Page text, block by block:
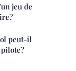
jeu de
peut-il